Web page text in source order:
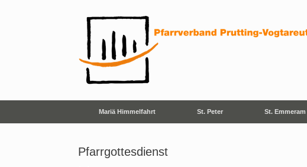
Mariä Himmelfahrt St. Peter St. Emmeram
Pfarrgottesdienst